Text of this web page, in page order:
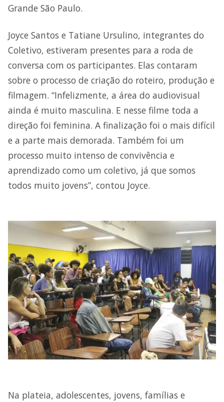
Grande São Paulo.
Joyce Santos e Tatiane Ursulino, integrantes do
Coletivo, estiveram presentes para a roda de
conversa com os participantes. Elas contaram
sobre o processo de criação do roteiro, produção e
filmagem. “Infelizmente, a área do audiovisual
ainda é muito masculina. E nesse filme toda a
direção foi feminina. A finalização foi o mais difícil
e a parte mais demorada. Também foi um
processo muito intenso de convivência e
aprendizado como um coletivo, já que somos
todos muito jovens”, contou Joyce.
Na plateia, adolescentes, jovens, famílias e